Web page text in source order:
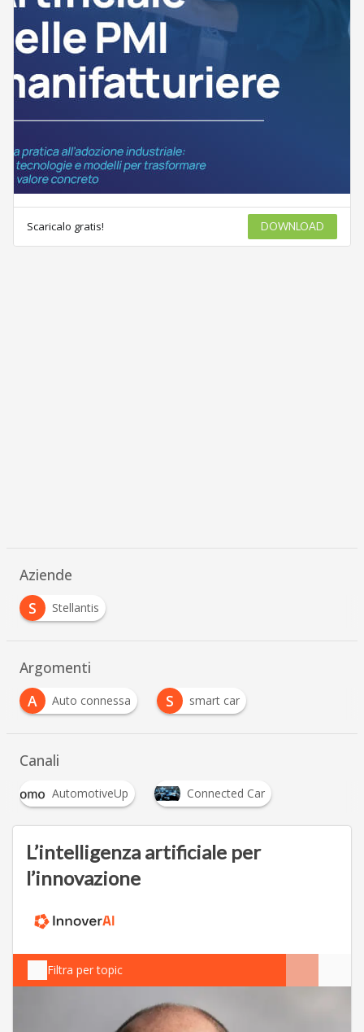
Scaricalo gratis! DOWNLOAD
Aziende
S
Stellantis
Argomenti
A
Auto connessa S smart car
Canali
AutomotiveUp Connected Car
L’intelligenza artificiale per
l’innovazione
Filtra per topic